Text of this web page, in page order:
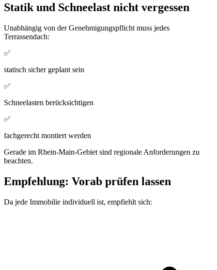
Statik und Schneelast nicht vergessen
Unabhängig von der Genehmigungspflicht muss jedes
Terrassendach:
✅
statisch sicher geplant sein
✅
Schneelasten berücksichtigen
✅
fachgerecht montiert werden
Gerade im Rhein-Main-Gebiet sind regionale Anforderungen zu
beachten.
Empfehlung: Vorab prüfen lassen
Da jede Immobilie individuell ist, empfiehlt sich: